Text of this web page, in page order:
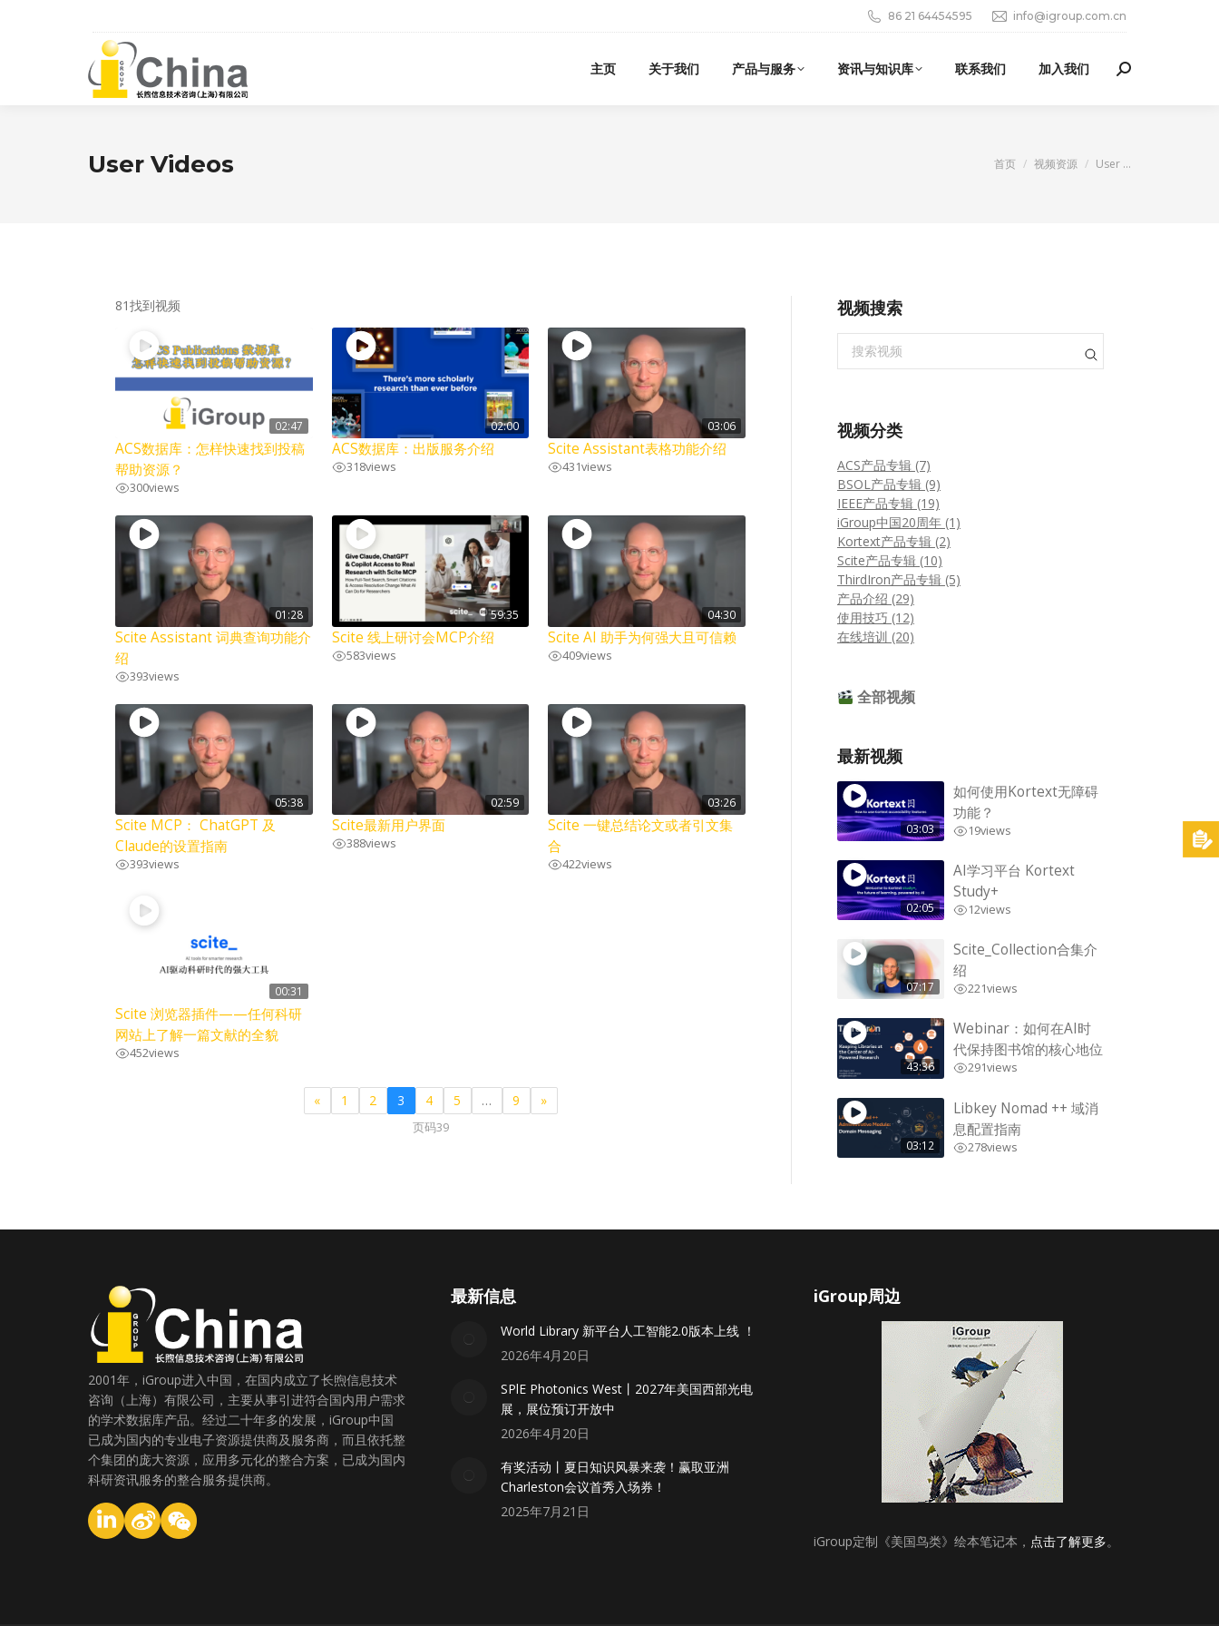
86 21 64454595 info@igroup.com.cn
主页 关于我们 产品与服务 资讯与知识库 联系我们 加入我们 Search:
User Videos 您在这里：
首页 视频资源 User …
81找到视频
02:47
ACS数据库：怎样快速找到投稿
帮助资源？
300views
02:00
ACS数据库：出版服务介绍
318views
03:06
Scite Assistant表格功能介绍
431views
01:28
Scite Assistant 词典查询功能介
绍
393views
59:35
Scite 线上研讨会MCP介绍
583views
04:30
Scite AI 助手为何强大且可信赖
409views
05:38
Scite MCP： ChatGPT 及
Claude的设置指南
393views
02:59
Scite最新用户界面
388views
03:26
Scite 一键总结论文或者引文集
合
422views
00:31
Scite 浏览器插件——任何科研
网站上了解一篇文献的全貌
452views
« 1 2 3 4 5 … 9 »
页码39
视频搜索
视频分类
ACS产品专辑 (7)
BSOL产品专辑 (9)
IEEE产品专辑 (19)
iGroup中国20周年 (1)
Kortext产品专辑 (2)
Scite产品专辑 (10)
ThirdIron产品专辑 (5)
产品介绍 (29)
使用技巧 (12)
在线培训 (20)
全部视频
最新视频
03:03
如何使用Kortext无障碍
功能？
19views
02:05
AI学习平台 Kortext
Study+
12views
07:17
Scite_Collection合集介
绍
221views
43:36
Webinar：如何在AI时
代保持图书馆的核心地位
291views
03:12
Libkey Nomad ++ 域消
息配置指南
278views
2001年，iGroup进入中国，在国内成立了长煦信息技术
咨询（上海）有限公司，主要从事引进符合国内用户需求
的学术数据库产品。经过二十年多的发展，iGroup中国
已成为国内的专业电子资源提供商及服务商，而且依托整
个集团的庞大资源，应用多元化的整合方案，已成为国内
科研资讯服务的整合服务提供商。
最新信息
World Library 新平台人工智能2.0版本上线 ！
2026年4月20日
SPlE Photonics West丨2027年美国西部光电
展，展位预订开放中
2026年4月20日
有奖活动丨夏日知识风暴来袭！赢取亚洲
Charleston会议首秀入场券！
2025年7月21日
iGroup周边
iGroup定制《美国鸟类》绘本笔记本， 点击了解更多。